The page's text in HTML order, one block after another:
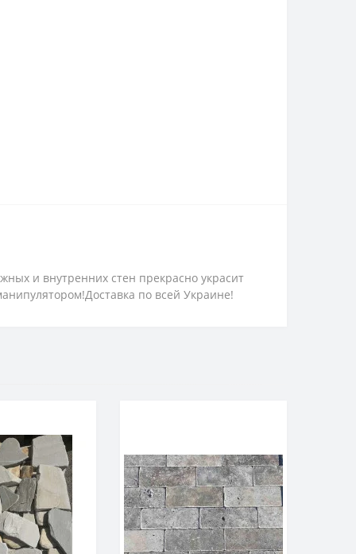
и внутренних стен прекрасно украсит
по всей Украине!